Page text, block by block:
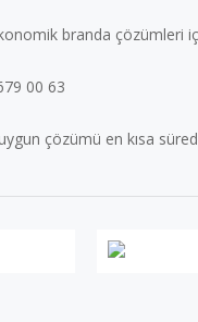
branda çözümleri
00 63
çözümü en kısa